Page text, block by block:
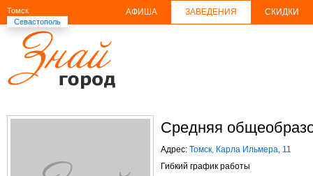
Томск
Севастополь
АФИША ЗАВЕДЕНИЯ СКИДКИ
Средняя
Адрес: Томск, Карла Ильмера, 11
Гибкий график работы